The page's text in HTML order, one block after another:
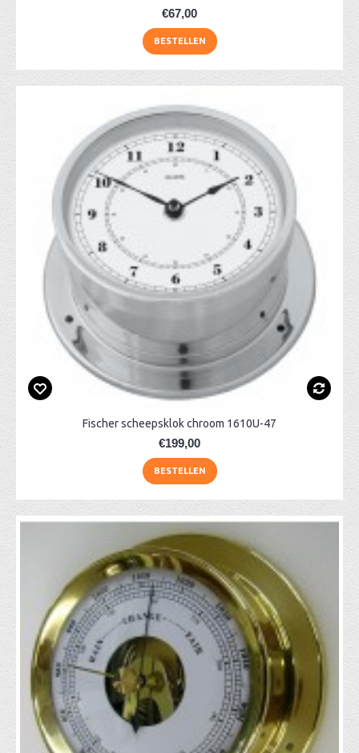
€67,00
BESTELLEN
Fischer scheepsklok chroom 1610U-47
€199,00
BESTELLEN